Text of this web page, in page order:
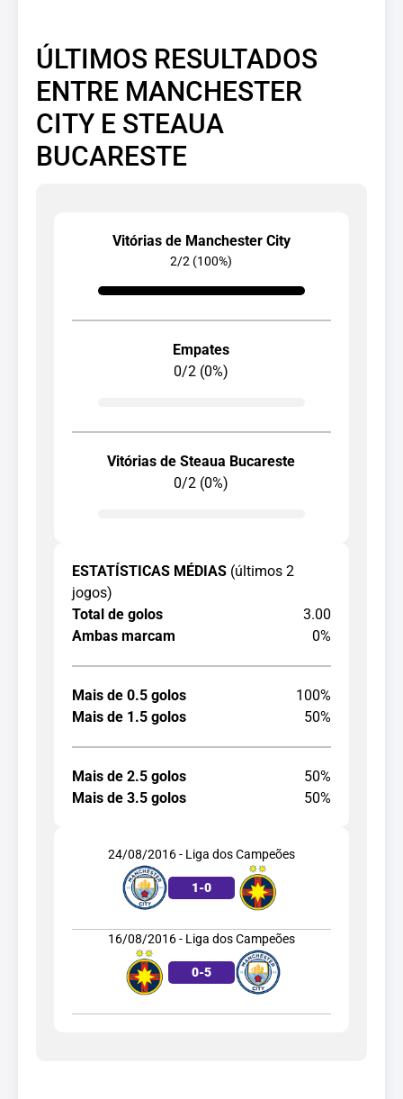
ÚLTIMOS RESULTADOS
ENTRE MANCHESTER
CITY E STEAUA
BUCARESTE
Vitórias de Manchester City
2/2 (100%)
Empates
0/2 (0%)
Vitórias de Steaua Bucareste
0/2 (0%)
ESTATÍSTICAS MÉDIAS (últimos 2
jogos)
Total de golos
3.00
Ambas marcam
0%
Mais de 0.5 golos
100%
Mais de 1.5 golos
50%
Mais de 2.5 golos
50%
Mais de 3.5 golos
50%
24/08/2016 - Liga dos Campeões
1-0
16/08/2016 - Liga dos Campeões
0-5